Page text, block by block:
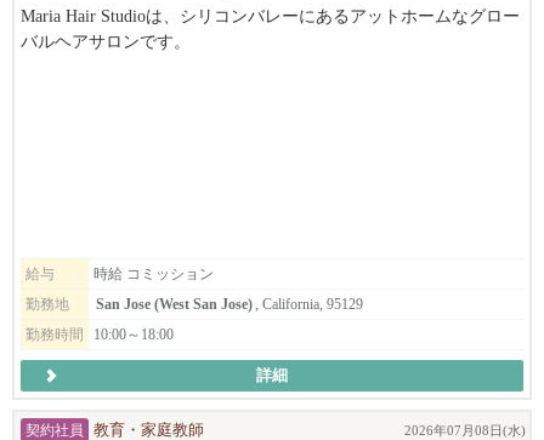
その最先端を、EK FOOD SERVICESは走っています。
☆ビザの観点から採用が難しい方への通達はしておりません。
※飲食店での転職先をお探しの方（日本・米国から）
※現状に満足を得られいない方
※休みが週休2日取れてない方
★日本での飲食経験が4年以上の方（日本でのアルバイト含む）
※米国在住者の方（在米就労資格をお持ちの方）
Maria Hair Studioは、シリコンバレーにあるアットホームなグロー
バルヘアサロンです。
当サロンでは、日常にフィットするナチュラルスタイルから、
応しており、
美容師として様々な技術・スタイルを経験できる環境です。
ローカルのお客様を中心に、新規・リピーターともに安定して来
給与
時給 コミッション
勤務地
San Jose (West San Jose), California, 95129
勤務時間
10:00～18:00
詳細
契約社員 教育・家庭教師 2026年07月08日(水)